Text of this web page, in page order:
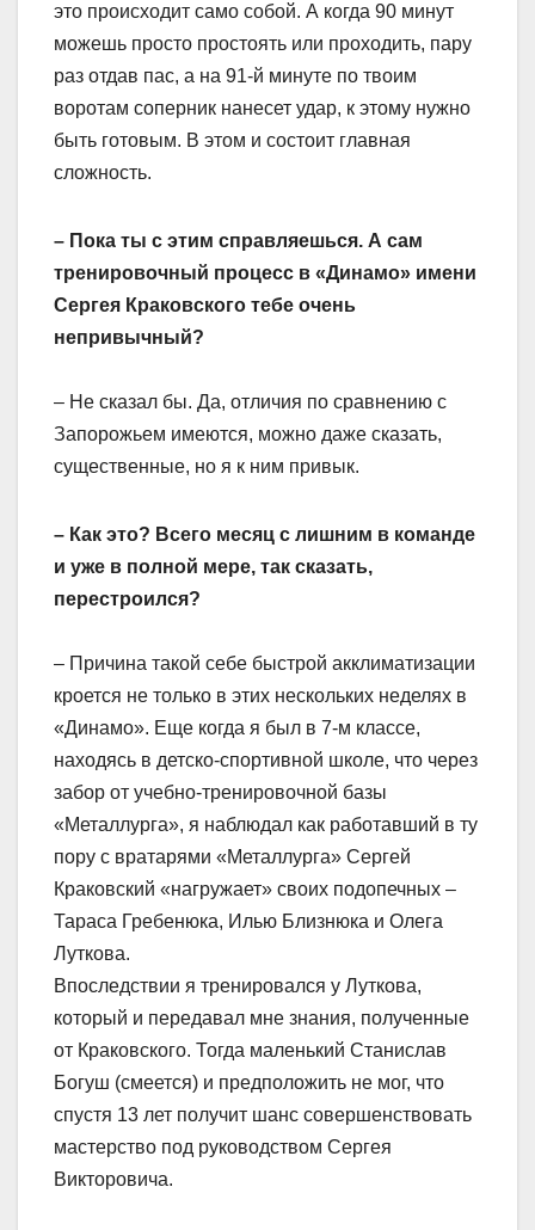
это происходит само собой. А когда 90 минут
можешь просто простоять или проходить, пару
раз отдав пас, а на 91-й минуте по твоим
воротам соперник нанесет удар, к этому нужно
быть готовым. В этом и состоит главная
сложность.
– Пока ты с этим справляешься. А сам
тренировочный процесс в «Динамо» имени
Сергея Краковского тебе очень
непривычный?
– Не сказал бы. Да, отличия по сравнению с
Запорожьем имеются, можно даже сказать,
существенные, но я к ним привык.
– Как это? Всего месяц с лишним в команде
и уже в полной мере, так сказать,
перестроился?
– Причина такой себе быстрой акклиматизации
кроется не только в этих нескольких неделях в
«Динамо». Еще когда я был в 7-м классе,
находясь в детско-спортивной школе, что через
забор от учебно-тренировочной базы
«Металлурга», я наблюдал как работавший в ту
пору с вратарями «Металлурга» Сергей
Краковский «нагружает» своих подопечных –
Тараса Гребенюка, Илью Близнюка и Олега
Луткова.
Впоследствии я тренировался у Луткова,
который и передавал мне знания, полученные
от Краковского. Тогда маленький Станислав
Богуш (смеется) и предположить не мог, что
спустя 13 лет получит шанс совершенствовать
мастерство под руководством Сергея
Викторовича.